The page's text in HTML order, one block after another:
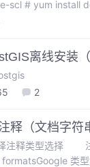
scl # yum
离线安装（
2
释（文档字符
择注释类型选择
类